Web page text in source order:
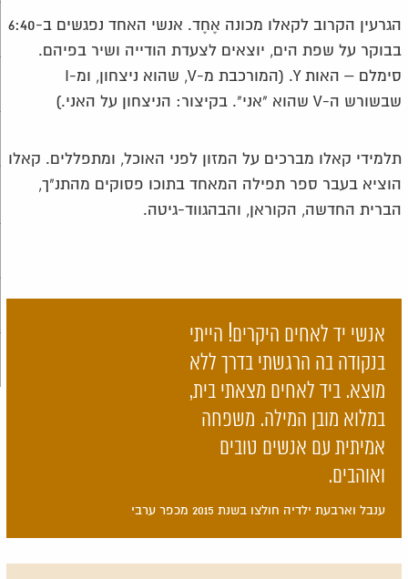
הגרעין הקרוב לקאלו מכונה אֶחֶד. אנשי האחד נפגשים ב-6:40
בבוקר על שפת הים, יוצאים לצעדת הודייה ושיר בפיהם.
סימלם – האות Y. (המורכבת מ-V, שהוא ניצחון, ומ-I
שבשורש ה-V שהוא "אני". בקיצור: הניצחון על האני.)
תלמידי קאלו מברכים על המזון לפני האוכל, ומתפללים. קאלו
הוציא בעבר ספר תפילה המאחד בתוכו פסוקים מהתנ"ך,
הברית החדשה, הקוראן, והבהגווד-גיטה.
אנשי יד לאחים היקרים! הייתי
בנקודה בה הרגשתי בדרך ללא
מוצא. ביד לאחים מצאתי בית,
במלוא מובן המילה. משפחה
אמיתית עם אנשים טובים
ואוהבים.
ענבל וארבעת ילדיה חולצו בשנת 2015 מכפר ערבי